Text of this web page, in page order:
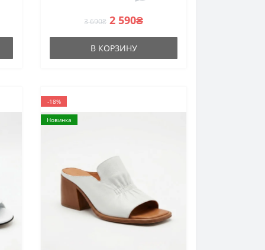
3 690₴ 2 590₴
В КОРЗИНУ
-18%
Новинка